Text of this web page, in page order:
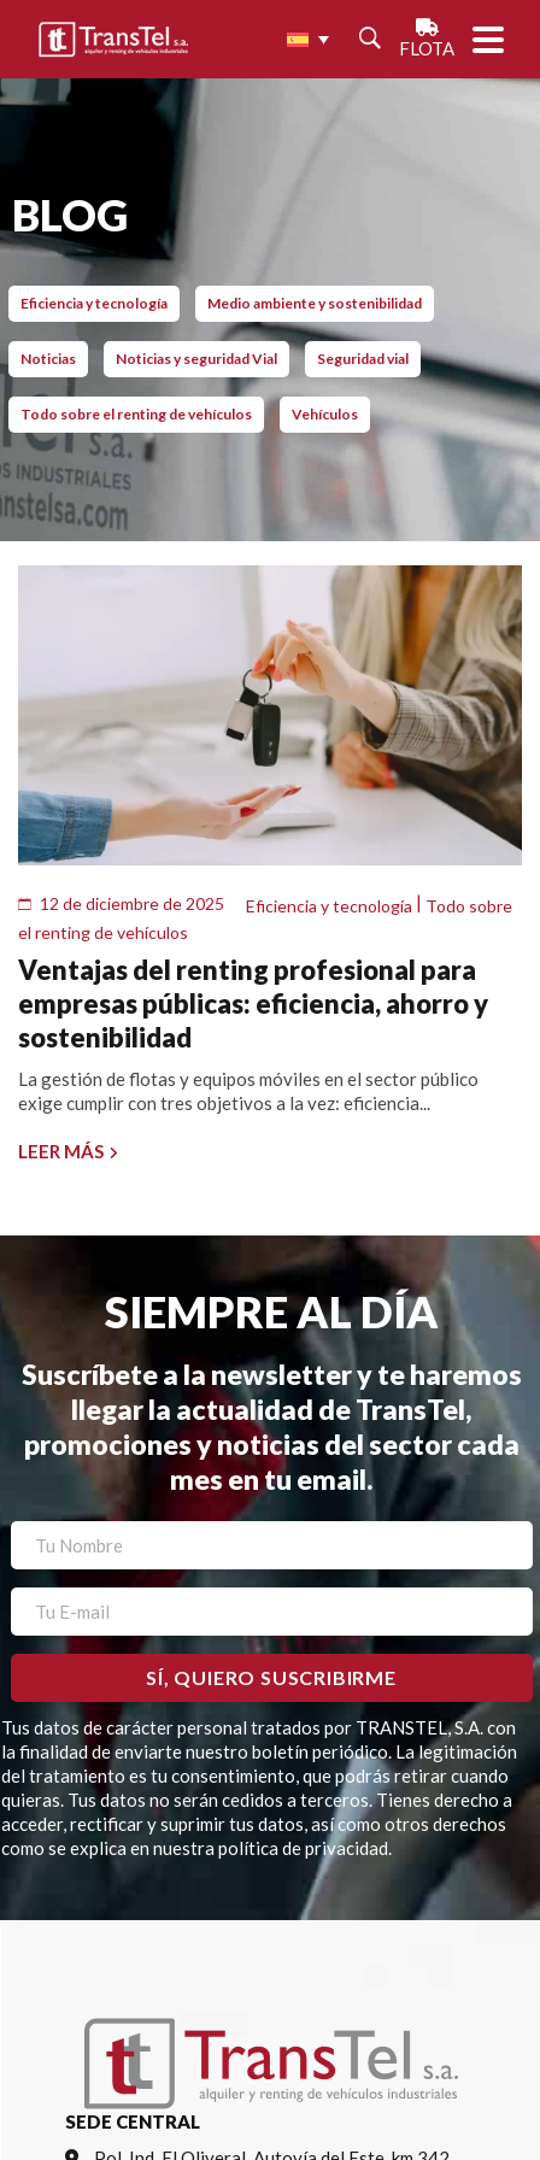
FLOTA
BLOG
Eficiencia y tecnología Medio ambiente y sostenibilidad
Noticias Noticias y seguridad Vial Seguridad vial
Todo sobre el renting de vehículos Vehículos
12 de diciembre de 2025 Eficiencia y tecnología | Todo sobre
el renting de vehículos
Ventajas del renting profesional para
empresas públicas: eficiencia, ahorro y
sostenibilidad
La gestión de flotas y equipos móviles en el sector público
exige cumplir con tres objetivos a la vez: eficiencia...
LEER MÁS
SIEMPRE AL DÍA
Suscríbete a la newsletter y te haremos
llegar la actualidad de TransTel,
promociones y noticias del sector cada
mes en tu email.
Tus datos de carácter personal tratados por TRANSTEL, S.A. con
la finalidad de enviarte nuestro boletín periódico. La legitimación
del tratamiento es tu consentimiento, que podrás retirar cuando
quieras. Tus datos no serán cedidos a terceros. Tienes derecho a
acceder, rectificar y suprimir tus datos, así como otros derechos
como se explica en nuestra política de privacidad.
SEDE CENTRAL